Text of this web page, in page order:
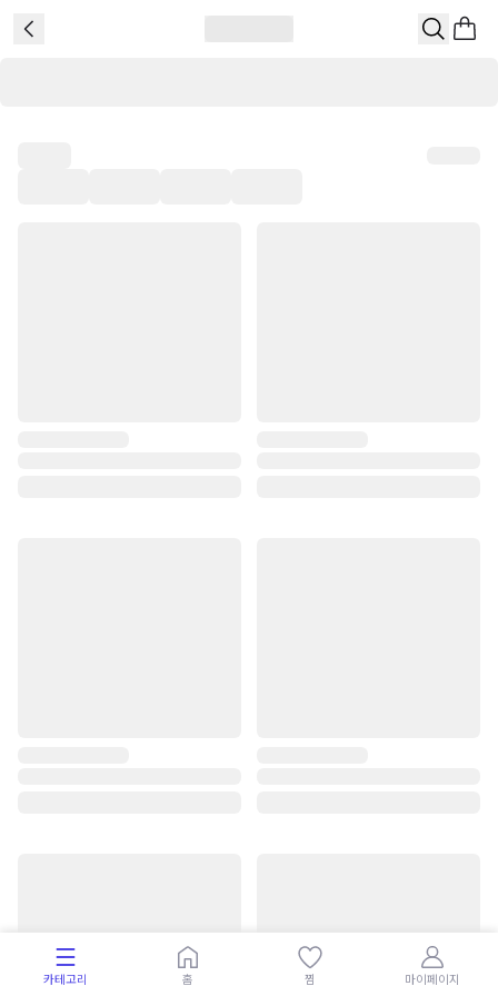
카테고리 홈 찜 마이페이지